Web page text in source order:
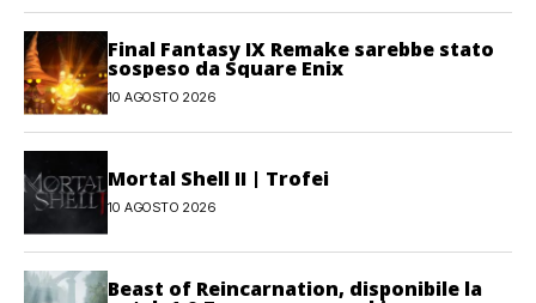
Final Fantasy IX Remake sarebbe stato
sospeso da Square Enix
10 AGOSTO 2026
Mortal Shell II | Trofei
10 AGOSTO 2026
Beast of Reincarnation, disponibile la